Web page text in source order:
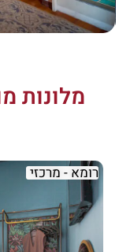
מלונות
רומא - מרכזי